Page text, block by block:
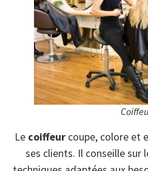
Le coiffeur coupe, colore et
ses clients. Il conseille sur